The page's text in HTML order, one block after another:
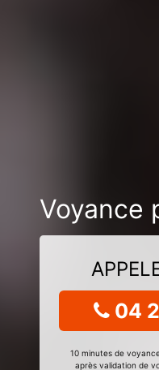
Voyance
04
10 minutes de
après validation de